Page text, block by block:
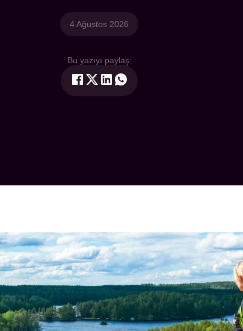
4 Ağustos 2026
Bu yazıyı paylaş: